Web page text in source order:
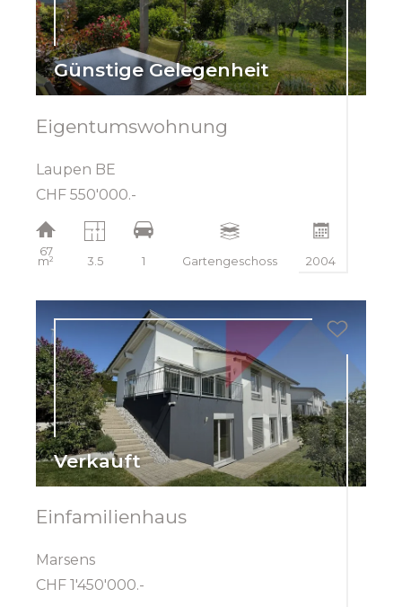
Günstige Gelegenheit
Eigentumswohnung
Laupen BE
CHF 550'000.-
67
m² 3.5 1 Gartengeschoss 2004
Verkauft
Einfamilienhaus
Marsens
CHF 1'450'000.-